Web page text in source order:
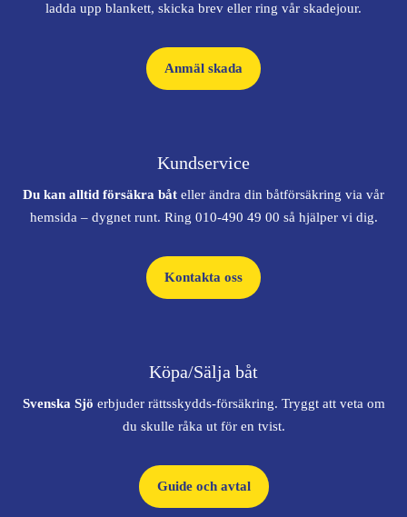
ladda upp blankett, skicka brev eller ring vår skadejour.
Anmäl skada
Kundservice
Du kan alltid försäkra båt eller ändra din båtförsäkring via vår
hemsida – dygnet runt. Ring 010-490 49 00 så hjälper vi dig.
Kontakta oss
Köpa/Sälja båt
Svenska Sjö erbjuder rättsskydds-försäkring. Tryggt att veta om
du skulle råka ut för en tvist.
Guide och avtal